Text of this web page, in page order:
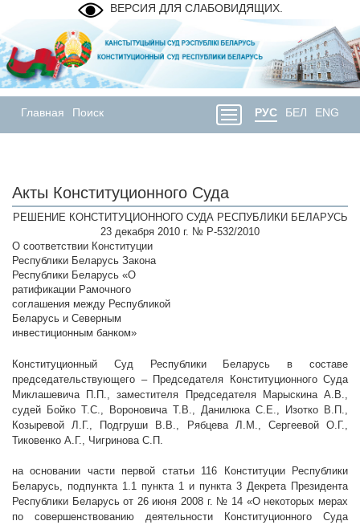
ВЕРСИЯ ДЛЯ СЛАБОВИДЯЩИХ.
Главная Поиск РУС БЕЛ ENG
Акты Конституционного Суда
РЕШЕНИЕ КОНСТИТУЦИОННОГО СУДА РЕСПУБЛИКИ БЕЛАРУСЬ
23 декабря 2010 г. № Р-532/2010
О соответствии Конституции
Республики Беларусь Закона
Республики Беларусь «О
ратификации Рамочного
соглашения между Республикой
Беларусь и Северным
инвестиционным банком»
Конституционный Суд Республики Беларусь в составе
председательствующего – Председателя Конституционного Суда
Миклашевича П.П., заместителя Председателя Марыскина А.В.,
судей Бойко Т.С., Вороновича Т.В., Данилюка С.Е., Изотко В.П.,
Козыревой Л.Г., Подгруши В.В., Рябцева Л.М., Сергеевой О.Г.,
Тиковенко А.Г., Чигринова С.П.
на основании части первой статьи 116 Конституции Республики
Беларусь, подпункта 1.1 пункта 1 и пункта 3 Декрета Президента
Республики Беларусь от 26 июня 2008 г. № 14 «О некоторых мерах
по совершенствованию деятельности Конституционного Суда